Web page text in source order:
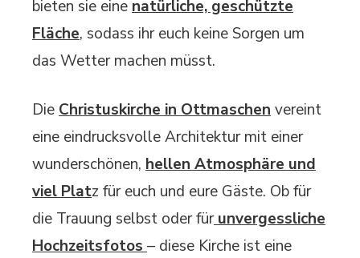
bieten sie einenatürliche, geschützte
Fläche, sodass ihr euch keine Sorgen um
das Wetter machen müsst.
Die Christuskirche in Ottmaschen vereint
eine eindrucksvolle Architektur mit einer
wunderschönen, hellen Atmosphäre und
viel Platz für euch und eure Gäste. Ob für
die Trauung selbst oder fürunvergessliche
Hochzeitsfotos – diese Kirche ist eine